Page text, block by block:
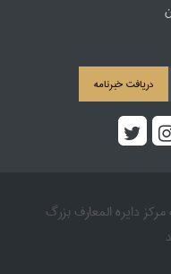
دریافت خبرنامه
مرکز دایره المعارف بزرگ